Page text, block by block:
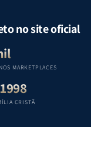
Equipe
no site oficial
MARKETPLACES
CRISTÃ